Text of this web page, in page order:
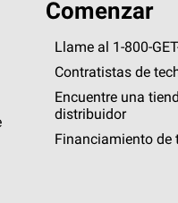
Comenzar
Llame al 1-800-GET
Contratistas de
Encuentre una
distribuidor
Financiamiento de